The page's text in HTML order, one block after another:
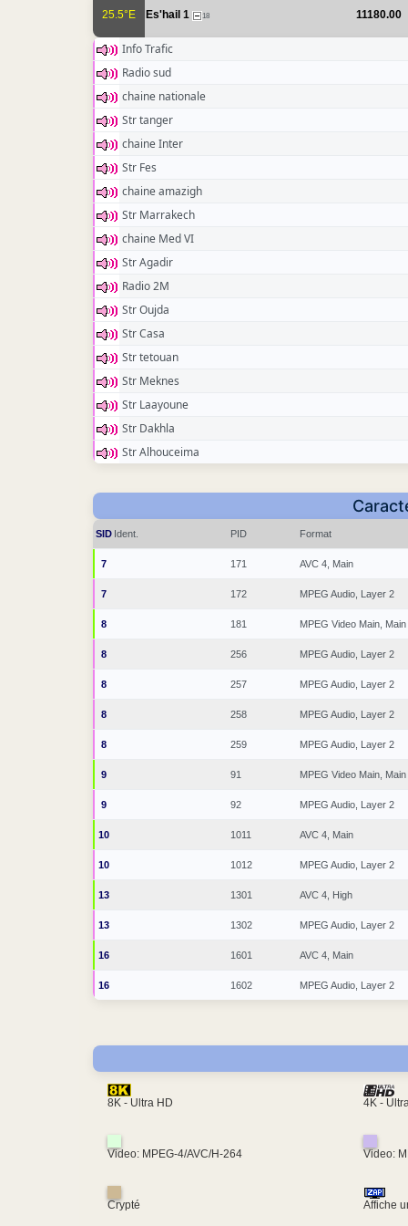
25.5°E Es'hail 1 18 11180.00
Info Trafic
Radio sud
chaine nationale
Str tanger
chaine Inter
Str Fes
chaine amazigh
Str Marrakech
chaine Med VI
Str Agadir
Radio 2M
Str Oujda
Str Casa
Str tetouan
Str Meknes
Str Laayoune
Str Dakhla
Str Alhouceima
SID Ident. PID Format
7 171 AVC 4, Main
7 172 MPEG Audio, Layer 2
8 181 MPEG Video Main, Main
8 256 MPEG Audio, Layer 2
8 257 MPEG Audio, Layer 2
8 258 MPEG Audio, Layer 2
8 259 MPEG Audio, Layer 2
9 91 MPEG Video Main, Main
9 92 MPEG Audio, Layer 2
10 1011 AVC 4, Main
10 1012 MPEG Audio, Layer 2
13 1301 AVC 4, High
13 1302 MPEG Audio, Layer 2
16 1601 AVC 4, Main
16 1602 MPEG Audio, Layer 2
8K - Ultra HD 4K -
Video: MPEG-4/AVC/H-264 Video:
Crypté Affiche